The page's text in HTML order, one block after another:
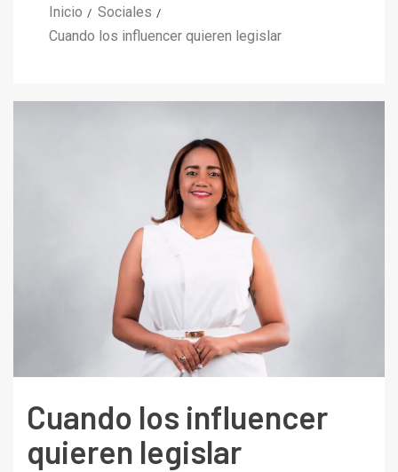
Inicio
Sociales
Cuando los influencer quieren legislar
Cuando los influencer
quieren legislar